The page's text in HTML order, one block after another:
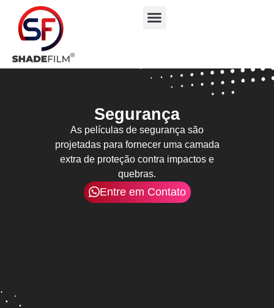
Segurança
As películas de segurança são
projetadas para fornecer uma camada
extra de proteção contra impactos e
quebras.
Entre em Contato